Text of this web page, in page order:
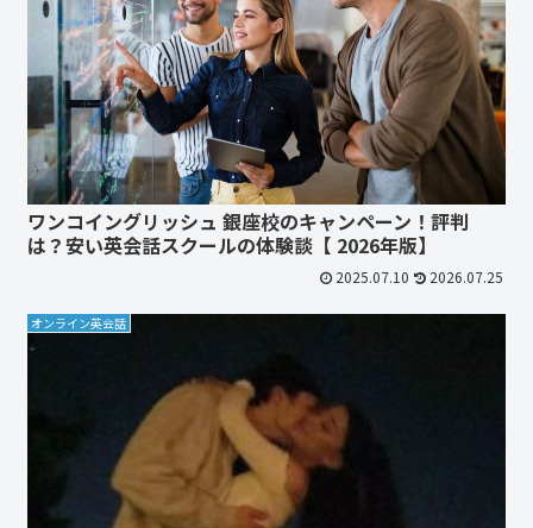
ワンコイングリッシュ 銀座校のキャンペーン！評判
は？安い英会話スクールの体験談【 2026年版】
2025.07.10 2026.07.25
オンライン英会話